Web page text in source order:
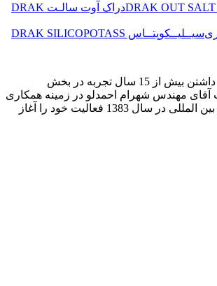
دراک آوت سالـت DRAK
سیــلیــکوپتــاس DRAK SILICOPOTASS
شرکت نوین دراک با داشتن بیش از 15 سال تجربه در بخش
مهندس شهرام احمدلو در زمینه همکاری
با شرکت های معتبر بین المللی در سال 1383 فعالیت خود را آغاز